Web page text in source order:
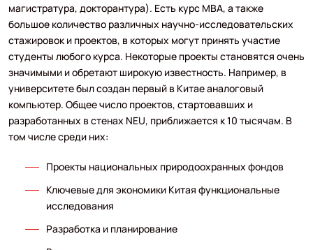
магистратура, докторантура). Есть курс MBA, а также
большое количество различных научно-исследовательских
стажировок и проектов, в которых могут принять участие
студенты любого курса. Некоторые проекты становятся очень
значимыми и обретают широкую известность. Например, в
университете был создан первый в Китае аналоговый
компьютер. Общее число проектов, стартовавших и
разработанных в стенах NEU, приближается к 10 тысячам. В
том числе среди них:
Проекты национальных природоохранных фондов
Ключевые для экономики Китая функциональные
исследования
Разработка и планирование